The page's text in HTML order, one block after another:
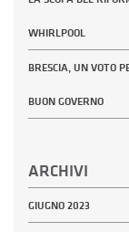
WHIRLPOOL
BRESCIA, UN VOTO
BUON GOVERNO
ARCHIVI
GIUGNO 2023